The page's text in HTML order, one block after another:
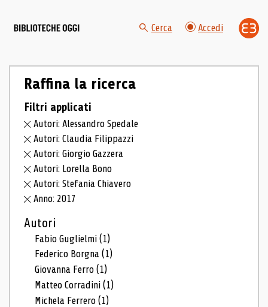
Cerca Accedi
Raffina la ricerca
Filtri applicati
Autori: Alessandro Spedale
Autori: Claudia Filippazzi
Autori: Giorgio Gazzera
Autori: Lorella Bono
Autori: Stefania Chiavero
Anno: 2017
Autori
Fabio Guglielmi(1)
Federico Borgna(1)
Giovanna Ferro(1)
Matteo Corradini(1)
Michela Ferrero(1)